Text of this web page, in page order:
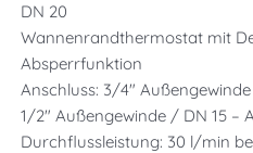
DN 20
Wannenrandthermostat mit
Absperrfunktion
Anschluss: 3/4″
1/2″ Außengewinde / DN 15 –
Durchflussleistung: 30 l/min